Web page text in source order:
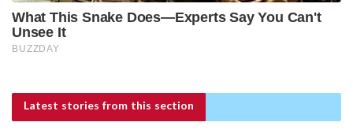
Latest stories from this section